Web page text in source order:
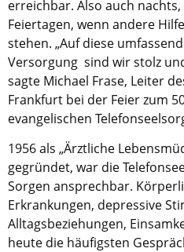
Beratung & Info
Impressum
Hinweis
Diese Website wurde am
archiviert. Neues Online-
Kirche in Frankfurt.
erreichbar. Also auch
Feiertagen, wenn andere
stehen. „Auf diese
Versorgung sind wir stolz
sagte Michael Frase, Leiter
Frankfurt bei der Feier zum
evangelischen
1956 als „Ärztliche
gegründet, war die
Sorgen ansprechbar.
Erkrankungen, depressive
Alltagsbeziehungen,
heute die häufigsten